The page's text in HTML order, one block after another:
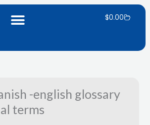
$0.00Carrito
-english glossary
terms